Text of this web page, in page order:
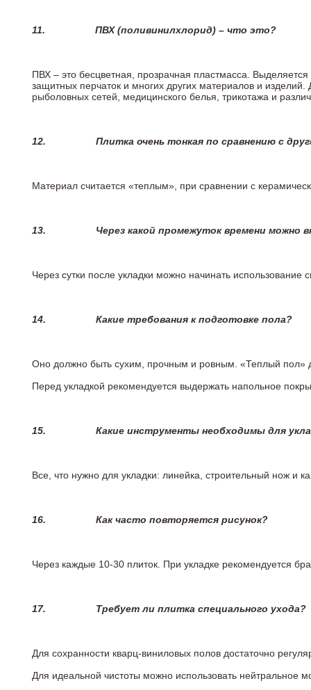
11. ПВХ (поливинилхлорид) – что это?
ПВХ – это бесцветная, прозрачная пластмасса.
защитных перчаток и многих других материалов и
рыболовных сетей, медицинского белья, трикотажа и
12. Плитка очень тонкая по сравнению с
Материал считается «теплым», при сравнении с
13. Через какой промежуток времени можно
Через сутки после укладки можно начинать
14. Какие требования к подготовке пола?
Оно должно быть сухим, прочным и ровным. «Теплый пол»
Перед укладкой рекомендуется выдержать напольное
15. Какие инструменты необходимы для
Все, что нужно для укладки: линейка, строительный нож и
16. Как часто повторяется рисунок?
Через каждые 10-30 плиток. При укладке рекомендуется
17. Требует ли плитка специального ухода?
Для сохранности кварц-виниловых полов достаточно
Для идеальной чистоты можно использовать